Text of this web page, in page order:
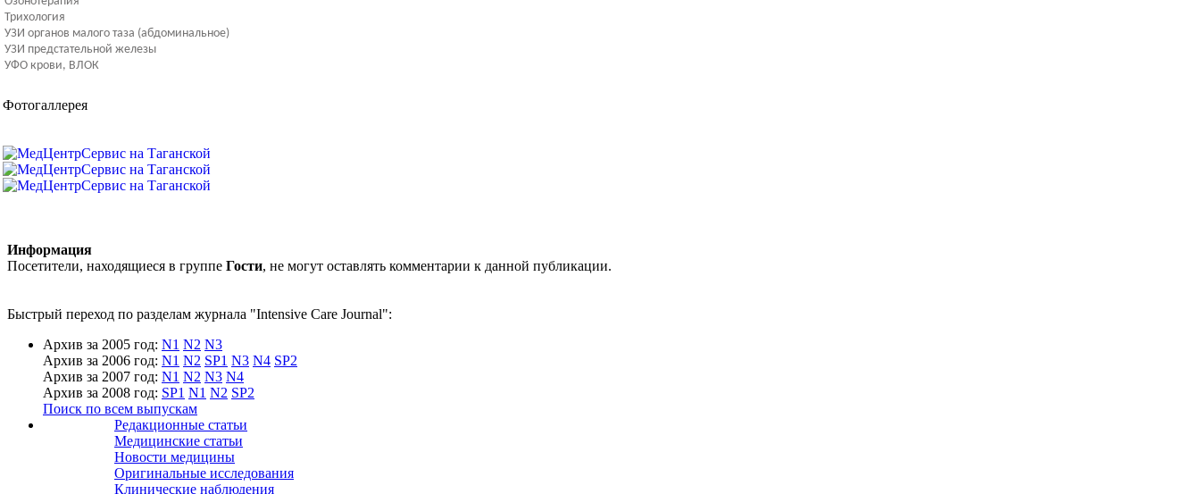
Трихология
УЗИ органов малого таза (абдоминальное)
УЗИ предстательной железы
УФО крови, ВЛОК
Фотогаллерея
Информация
Посетители, находящиеся в группе Гости, не могут оставлять комментарии к данной публикации.
Быстрый переход по разделам журнала "Intensive Care Journal":
Архив за 2005 год: N1 N2 N3
Архив за 2006 год: N1 N2 SP1 N3 N4 SP2
Архив за 2007 год: N1 N2 N3 N4
Архив за 2008 год: SP1 N1 N2 SP2
Поиск по всем выпускам
Редакционные статьи
Медицинские статьи
Новости медицины
Оригинальные исследования
Клинические наблюдения